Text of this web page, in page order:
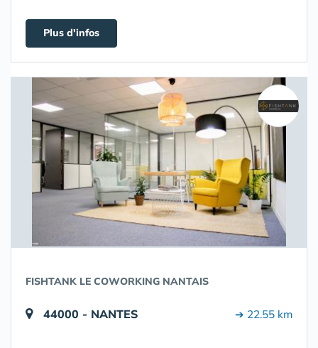
Plus d'infos
FISHTANK LE COWORKING NANTAIS
44000 - NANTES ➔ 22.55 km